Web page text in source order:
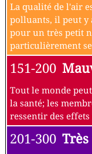
La qualité de l'air
polluants, il peut y
pour un très petit
particulièrement
151-200
Tout le monde
la santé; les
ressentir des effets
201-300